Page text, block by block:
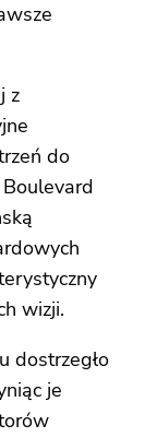
z
do
wizji.
dostrzegło
je